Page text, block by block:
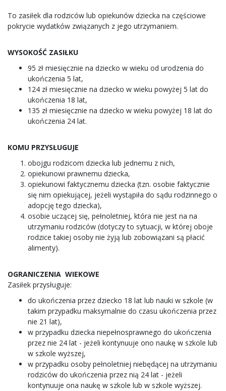
To zasiłek dla rodziców lub opiekunów dziecka na częściowe
pokrycie wydatków związanych z jego utrzymaniem.
WYSOKOŚĆ ZASIŁKU
95 zł miesięcznie na dziecko w wieku od urodzenia do
ukończenia 5 lat,
124 zł miesięcznie na dziecko w wieku powyżej 5 lat do
ukończenia 18 lat,
135 zł miesięcznie na dziecko w wieku powyżej 18 lat do
ukończenia 24 lat.
KOMU PRZYSŁUGUJE
obojgu rodzicom dziecka lub jednemu z nich,
opiekunowi prawnemu dziecka,
opiekunowi faktycznemu dziecka (tzn. osobie faktycznie
się nim opiekującej, jeżeli wystąpiła do sądu rodzinnego o
adopcję tego dziecka),
osobie uczącej się, pełnoletniej, która nie jest na na
utrzymaniu rodziców (dotyczy to sytuacji, w której oboje
rodzice takiej osoby nie żyją lub zobowiązani są płacić
alimenty).
OGRANICZENIA WIEKOWE
Zasiłek przysługuje:
do ukończenia przez dziecko 18 lat lub nauki w szkole (w
takim przypadku maksymalnie do czasu ukończenia przez
nie 21 lat),
w przypadku dziecka niepełnosprawnego do ukończenia
przez nie 24 lat - jeżeli kontynuuje ono naukę w szkole lub
w szkole wyższej,
w przypadku osoby pełnoletniej niebędącej na utrzymaniu
rodziców do ukończenia przez nią 24 lat - jeżeli
kontynuuje ona naukę w szkole lub w szkole wyższej.